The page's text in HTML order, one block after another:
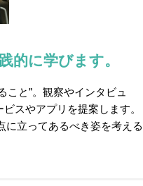
的に学びます。
こと"。観察やインタビュ
スやアプリを提案します。
立ってあるべき姿を考える